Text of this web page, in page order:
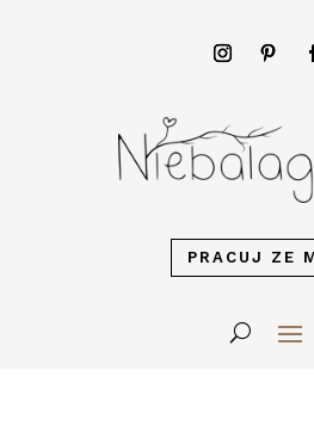
PRACUJ ZE